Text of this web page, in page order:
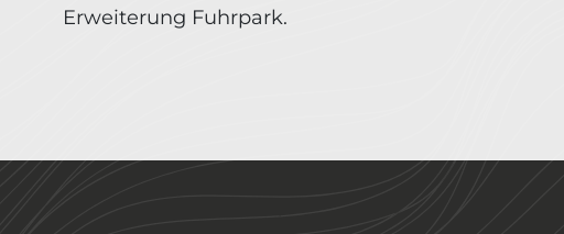
Erweiterung Fuhrpark.